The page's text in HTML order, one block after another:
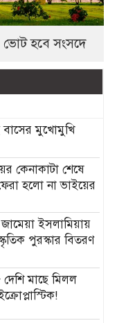
ভোট হবে সংসদে
বাসের মুখোমুখি
কেনাকাটা শেষে
হলো না ভাইয়ের
ইসলামিয়ায়
পুরস্কার বিতরণ
মাছে মিলল